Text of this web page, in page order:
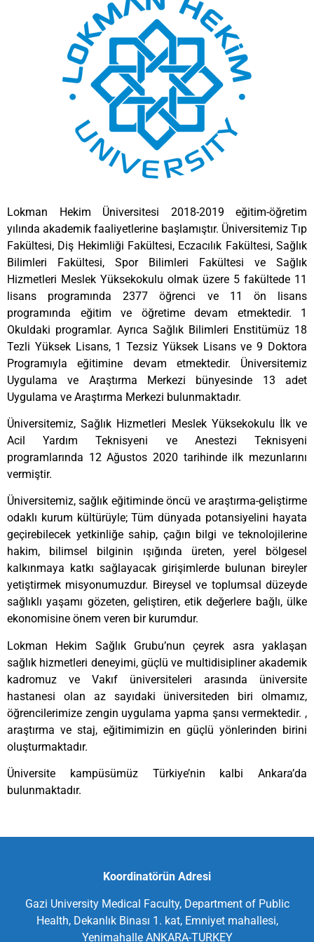
Lokman Hekim Üniversitesi 2018-2019 eğitim-öğretim
yılında akademik faaliyetlerine başlamıştır. Üniversitemiz Tıp
Fakültesi, Diş Hekimliği Fakültesi, Eczacılık Fakültesi, Sağlık
Bilimleri Fakültesi, Spor Bilimleri Fakültesi ve Sağlık
Hizmetleri Meslek Yüksekokulu olmak üzere 5 fakültede 11
lisans programında 2377 öğrenci ve 11 ön lisans
programında eğitim ve öğretime devam etmektedir. 1
Okuldaki programlar. Ayrıca Sağlık Bilimleri Enstitümüz 18
Tezli Yüksek Lisans, 1 Tezsiz Yüksek Lisans ve 9 Doktora
Programıyla eğitimine devam etmektedir. Üniversitemiz
Uygulama ve Araştırma Merkezi bünyesinde 13 adet
Uygulama ve Araştırma Merkezi bulunmaktadır.
Üniversitemiz, Sağlık Hizmetleri Meslek Yüksekokulu İlk ve
Acil Yardım Teknisyeni ve Anestezi Teknisyeni
programlarında 12 Ağustos 2020 tarihinde ilk mezunlarını
vermiştir.
Üniversitemiz, sağlık eğitiminde öncü ve araştırma-geliştirme
odaklı kurum kültürüyle; Tüm dünyada potansiyelini hayata
geçirebilecek yetkinliğe sahip, çağın bilgi ve teknolojilerine
hakim, bilimsel bilginin ışığında üreten, yerel bölgesel
kalkınmaya katkı sağlayacak girişimlerde bulunan bireyler
yetiştirmek misyonumuzdur. Bireysel ve toplumsal düzeyde
sağlıklı yaşamı gözeten, geliştiren, etik değerlere bağlı, ülke
ekonomisine önem veren bir kurumdur.
Lokman Hekim Sağlık Grubu’nun çeyrek asra yaklaşan
sağlık hizmetleri deneyimi, güçlü ve multidisipliner akademik
kadromuz ve Vakıf üniversiteleri arasında üniversite
hastanesi olan az sayıdaki üniversiteden biri olmamız,
öğrencilerimize zengin uygulama yapma şansı vermektedir. ,
araştırma ve staj, eğitimimizin en güçlü yönlerinden birini
oluşturmaktadır.
Üniversite kampüsümüz Türkiye’nin kalbi Ankara’da
bulunmaktadır.
Koordinatörün Adresi
Gazi University Medical Faculty, Department of Public
Health, Dekanlık Binası 1. kat, Emniyet mahallesi,
Yenimahalle ANKARA-TURKEY